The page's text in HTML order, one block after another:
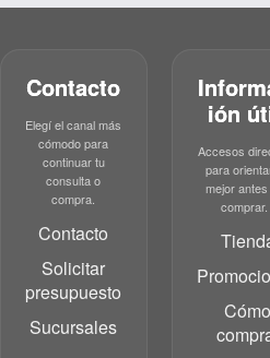
Contacto
Elegí el canal más
cómodo para
continuar tu
consulta o
compra.
Contacto
Solicitar
presupuesto
Sucursales
ión
Accesos
para
mejor
comprar.
Cómo